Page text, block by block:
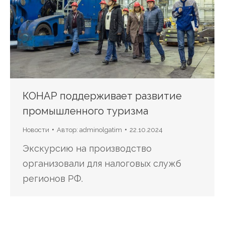
КОНАР поддерживает развитие
промышленного туризма
Новости Автор: adminolgatim 22.10.2024
Экскурсию на производство
организовали для налоговых служб
регионов РФ.